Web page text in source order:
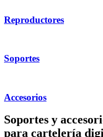
Reproductores
Soportes
Accesorios
Soportes y
para cartelería